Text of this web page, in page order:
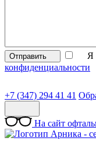
Отправить Я
конфиденциальности
+7 (347) 294 41 41
На сайт